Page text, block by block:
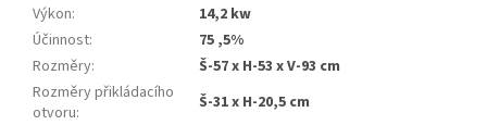
Výkon:
14,2 kw
Účinnost:
75 ,5%
Rozměry:
Š-57 x H-53 x V-93 cm
Rozměry přikládacího
otvoru:
Š-31 x H-20,5 cm